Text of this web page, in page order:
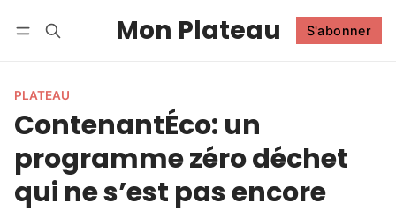
Mon Plateau S'abonner
PLATEAU
ContenantÉco: un
programme zéro déchet
qui ne s’est pas encore